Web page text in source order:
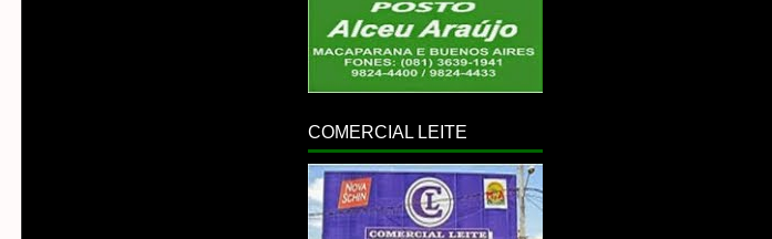
COMERCIAL LEITE